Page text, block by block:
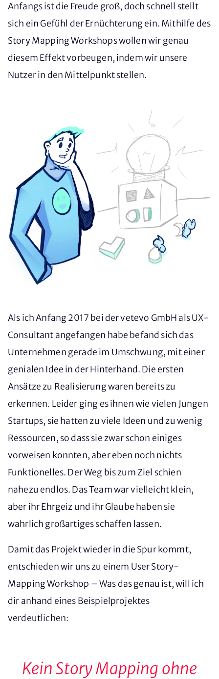
Anfangs ist die Freude groß, doch schnell stellt
sich ein Gefühl der Ernüchterung ein. Mithilfe des
Story Mapping Workshops wollen wir genau
diesem Effekt vorbeugen, indem wir unsere
Nutzer in den Mittelpunkt stellen.
Als ich Anfang 2017 bei der vetevo GmbH als UX-
Consultant angefangen habe befand sich das
Unternehmen gerade im Umschwung, mit einer
genialen Idee in der Hinterhand. Die ersten
Ansätze zu Realisierung waren bereits zu
erkennen. Leider ging es ihnen wie vielen Jungen
Startups, sie hatten zu viele Ideen und zu wenig
Ressourcen, so dass sie zwar schon einiges
vorweisen konnten, aber eben noch nichts
Funktionelles. Der Weg bis zum Ziel schien
nahezu endlos. Das Team war vielleicht klein,
aber ihr Ehrgeiz und ihr Glaube haben sie
wahrlich großartiges schaffen lassen.
Damit das Projekt wieder in die Spur kommt,
entschieden wir uns zu einem User Story-
Mapping Workshop – Was das genau ist, will ich
dir anhand eines Beispielprojektes
verdeutlichen:
Kein Story Mapping ohne